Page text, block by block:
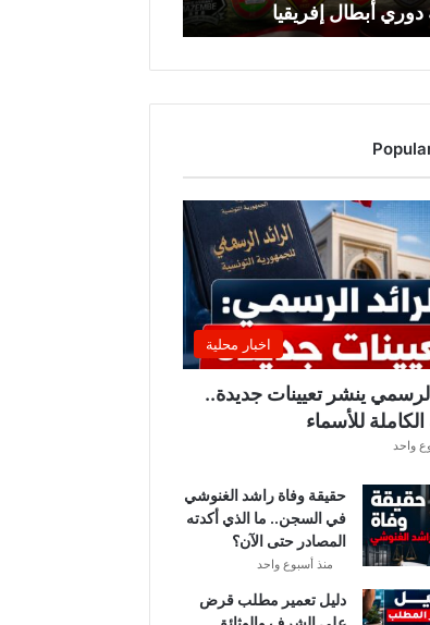
أبطال إفريقيا
اخبار محلية
الرسمي ينشر تعيينات جديدة..
الكاملة للأسماء
واحد
حقيقة وفاة راشد الغنوشي
في السجن.. ما الذي أكدته
المصادر حتى الآن؟
منذ أسبوع واحد
دليل تعمير مطلب قرض